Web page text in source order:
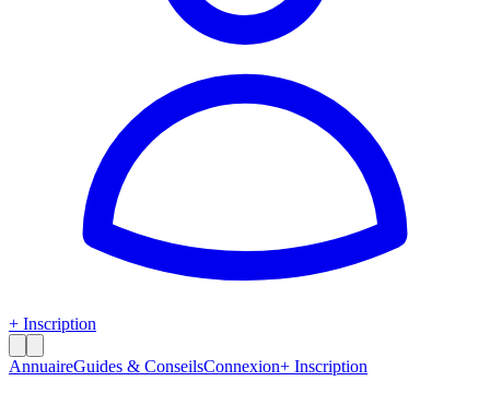
+ Inscription
AnnuaireGuides & ConseilsConnexion+ Inscription